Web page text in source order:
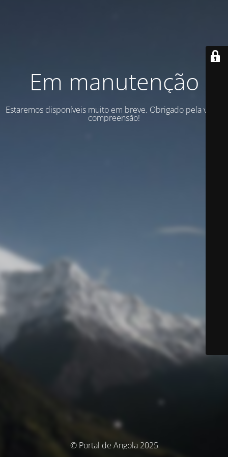
Em manutenção
Estaremos disponíveis muito em breve. Obrigado pela vossa
compreensão!
© Portal de Angola 2025